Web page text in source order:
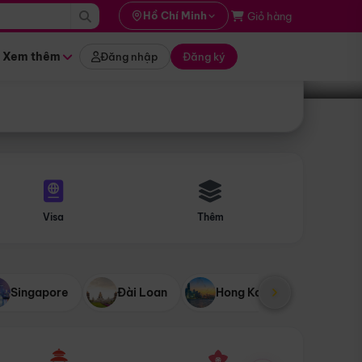
Hồ Chí Minh Giỏ hàng
Xem thêm Đăng nhập Đăng ký
Tìm tour
Visa Thêm
Singapore Đài Loan Hong Kong